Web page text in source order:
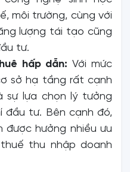
môi trường, cùng với
lượng tái tạo cũng
tư.
hấp dẫn:Với mức
sở hạ tầng rất cạnh
sự lựa chọn lý tưởng
đầu tư. Bên cạnh đó,
được hưởng nhiều ưu
thu nhập doanh